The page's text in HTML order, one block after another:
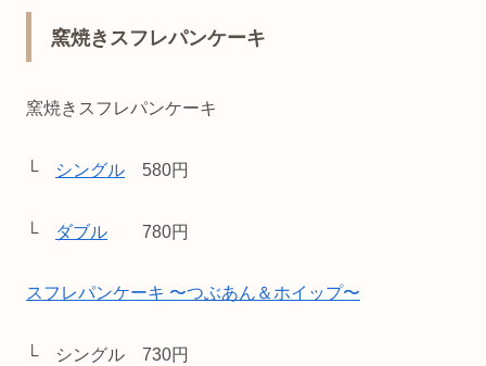
窯焼きスフレパンケーキ
窯焼きスフレパンケーキ
└ シングル 580円
└ ダブル 780円
スフレパンケーキ 〜つぶあん＆ホイップ〜
└ シングル 730円